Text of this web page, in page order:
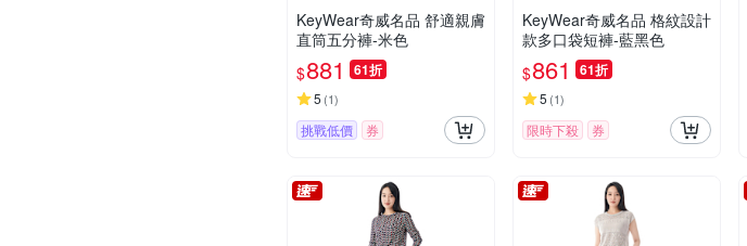
KeyWear奇威名品 舒適親膚
直筒五分褲-米色
$881 61折
5 (1)
挑戰低價 券
KeyWear奇威名品 格紋設計
款多口袋短褲-藍黑色
$861 61折
5 (1)
限時下殺 券